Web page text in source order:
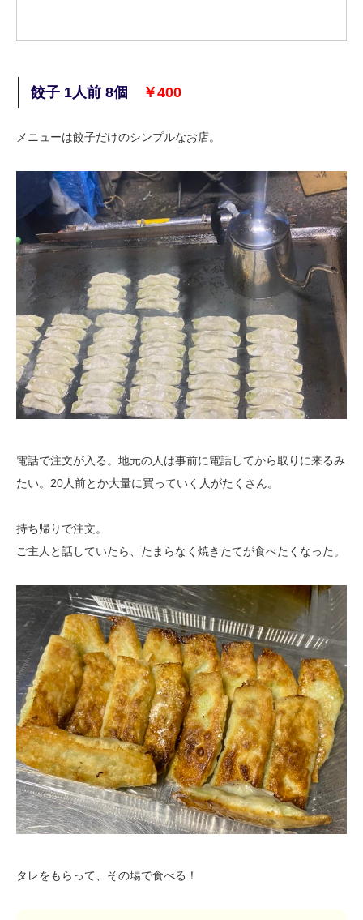
餃子 1人前 8個 ￥400
メニューは餃子だけのシンプルなお店。
電話で注文が入る。地元の人は事前に電話してから取りに来るみ
たい。20人前とか大量に買っていく人がたくさん。
持ち帰りで注文。
ご主人と話していたら、たまらなく焼きたてが食べたくなった。
タレをもらって、その場で食べる！